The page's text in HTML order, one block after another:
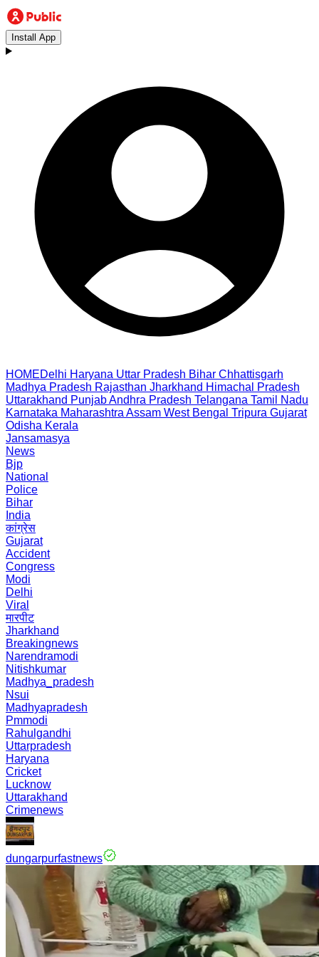
Install App
HOMEDelhi Haryana Uttar Pradesh Bihar Chhattisgarh
Madhya Pradesh Rajasthan Jharkhand Himachal Pradesh
Uttarakhand PunjabAndhra Pradesh Telangana Tamil Nadu
Karnataka Maharashtra Assam West Bengal Tripura Gujarat
Odisha Kerala
Jansamasya
News
Bjp
National
Police
Bihar
India
कांग्रेस
Gujarat
Accident
Congress
Modi
Delhi
Viral
मारपीट
Jharkhand
Breakingnews
Narendramodi
Nitishkumar
Madhya_pradesh
Nsui
Madhyapradesh
Pmmodi
Rahulgandhi
Uttarpradesh
Haryana
Cricket
Lucknow
Uttarakhand
Crimenews
dungarpurfastnews